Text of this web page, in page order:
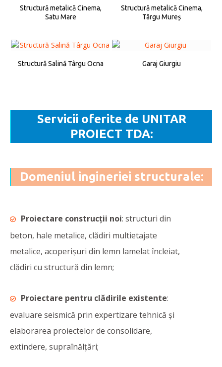
Structură metalică Cinema,
Satu Mare
Structură metalică Cinema,
Târgu Mureș
Structură Salină Târgu Ocna Garaj Giurgiu
Servicii oferite de UNITAR
PROIECT TDA:
Domeniul ingineriei structurale:
Proiectare construcții noi: structuri din
beton, hale metalice, clădiri multietajate
metalice, acoperișuri din lemn lamelat încleiat,
clădiri cu structură din lemn;
Proiectare pentru clădirile existente:
evaluare seismică prin expertizare tehnică și
elaborarea proiectelor de consolidare,
extindere, supraînălțări;